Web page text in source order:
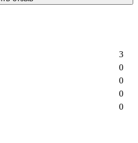
0
0
0
0
3